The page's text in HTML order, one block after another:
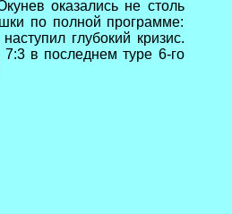
оказались не столь
по полной программе:
глубокий кризис.
в последнем туре 6-го